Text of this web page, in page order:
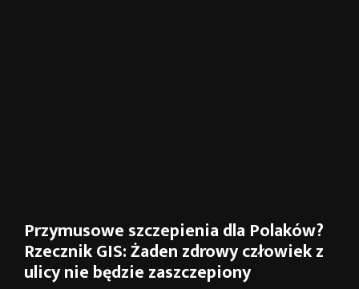
Przymusowe szczepienia dla Polaków?
Rzecznik GIS: Żaden zdrowy człowiek z
ulicy nie będzie zaszczepiony